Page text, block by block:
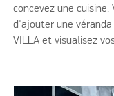
concevez une
d'ajouter une
VILLA et visualisez